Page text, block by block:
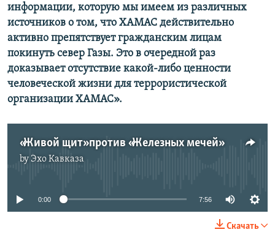
информации, которую мы имеем из различных
источников о том, что ХАМАС действительно
активно препятствует гражданским лицам
покинуть север Газы. Это в очередной раз
доказывает отсутствие какой-либо ценности
человеческой жизни для террористической
организации ХАМАС».
«Живой щит» против «Железных мечей»
by Эхо Кавказа
No media source currently available
0:00 7:56
Скачать